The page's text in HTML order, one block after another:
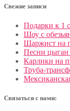
Свежие записи
Подарки к 1
Шоу с
Шаржист на
Песни цыган
Карлики на
Труба-
Связаться с нами: